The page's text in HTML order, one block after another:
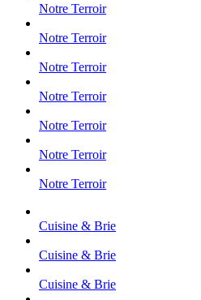
Notre Terroir
Notre Terroir
Notre Terroir
Notre Terroir
Notre Terroir
Notre Terroir
Notre Terroir
Cuisine & Brie
Cuisine & Brie
Cuisine & Brie